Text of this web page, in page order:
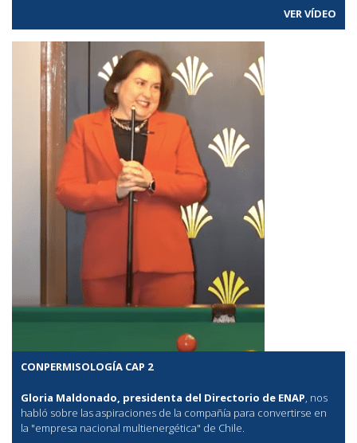
VER VÍDEO
CONPERMISOLOGÍA CAP 2
Gloria Maldonado, presidenta del Directorio de ENAP, nos
habló sobre las aspiraciones de la compañía para convertirse en
la "empresa nacional multienergética" de Chile.